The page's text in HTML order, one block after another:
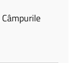
Câmpurile